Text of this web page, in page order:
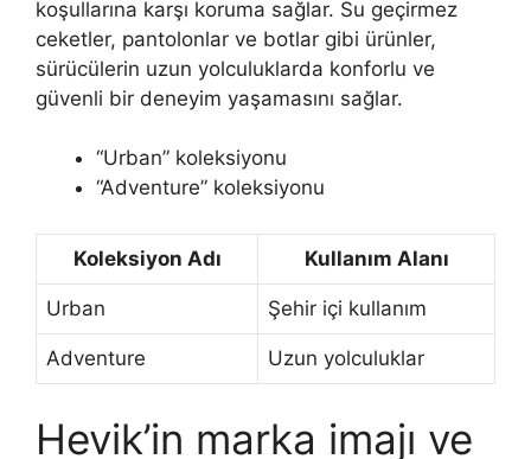
koşullarına karşı koruma sağlar. Su geçirmez
ceketler, pantolonlar ve botlar gibi ürünler,
sürücülerin uzun yolculuklarda konforlu ve
güvenli bir deneyim yaşamasını sağlar.
“Urban” koleksiyonu
“Adventure” koleksiyonu
Koleksiyon Adı Kullanım Alanı
Urban Şehir içi kullanım
Adventure Uzun yolculuklar
Hevik’in marka imajı ve